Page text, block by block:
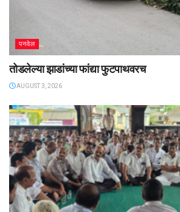
पनवेल
तोडलेल्या झाडांच्या फांद्या फुटपाथवरच
AUGUST 3, 2026